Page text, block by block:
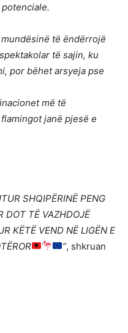
të ëndërrojë
të sajin, ku
por bëhet arsyeja pse
më të
janë pjesë e
SHQIPËRINË PENG
DOT TË VAZHDOJË
KËTË VEND NË LIGËN E
”, shkruan